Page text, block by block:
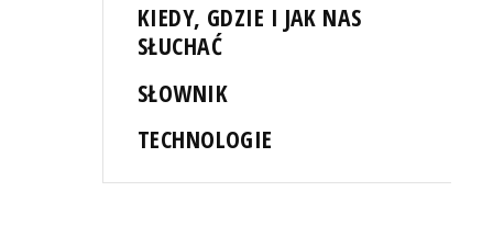
KIEDY, GDZIE I JAK NAS
SŁUCHAĆ
SŁOWNIK
TECHNOLOGIE